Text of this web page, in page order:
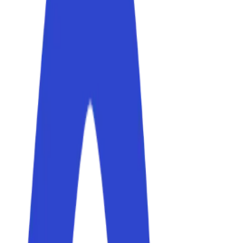
vérifiées et réservables en
Museo della Carta
à proximité de Museo
destination à pied. Les
vérifiées et réservables en
saison
se remplit de visiteurs et se